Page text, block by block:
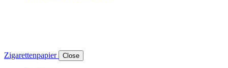
Zigarettenpapier Close